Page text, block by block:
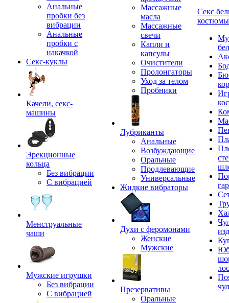
Анальные
пробки без
вибрации
Анальные
пробки с
накачкой
Секс-куклы
Качели, секс-
машины
Эрекционные
кольца
Без вибрации
С вибрацией
Менструальные
чаши
Мужские игрушки
Без вибрации
С вибрацией
Массажные
масла
Массажные
свечи
Капли и
капсулы
Очистители
Пролонгаторы
Уход за телом
Пробники
Лубриканты
Анальные
Возбуждающие
Оральные
Продлевающие
Универсальные
Жидкие вибраторы
Духи с феромонами
Женские
Мужские
Презервативы
Оральные
Секс
костюмы